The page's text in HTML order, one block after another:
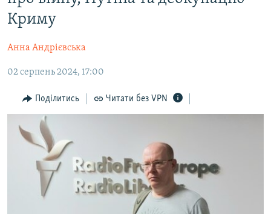
навігації
Перейти
до
БЛОГИ
ІНТЕРВ'Ю
ВСЕ ЗА ДЕНЬ
СПЕЦПРОЕКТИ
ДЕПОРТАЦІЯ
ВІДЕОУРОКИ «ELIFBE»
СВІДЧЕННЯ ОКУПАЦІЇ
УКРАЇНСЬКА ПРОБЛЕМА КРИМУ
ЯК ОБІЙТИ БЛОКУВАННЯ
Русский
Qırımtatar
Криму
Анна Андрієвська
02 серпень 2024, 17:00
Поділитись Читати без VPN